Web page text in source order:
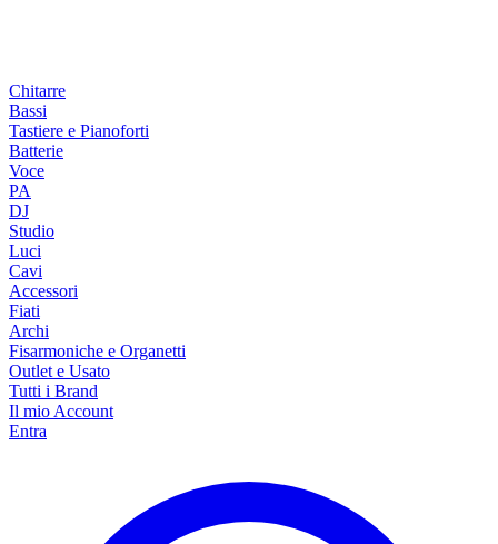
Chitarre
Bassi
Tastiere e Pianoforti
Batterie
Voce
PA
DJ
Studio
Luci
Cavi
Accessori
Fiati
Archi
Fisarmoniche e Organetti
Outlet e Usato
Tutti i Brand
Il mio Account
Entra